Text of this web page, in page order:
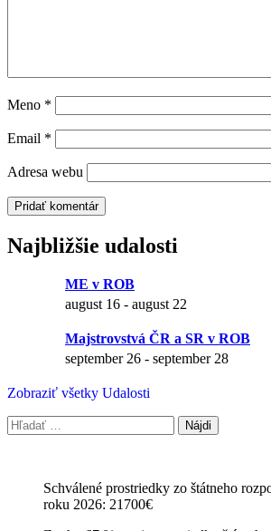
Meno *
Email *
Adresa webu
Najbližšie udalosti
ME v ROB
august 16 - august 22
Majstrovstvá ČR a SR v ROB
september 26 - september 28
Zobraziť všetky Udalosti
Hľadať:
Schválené prostriedky zo štátneho
roku 2026: 21700€